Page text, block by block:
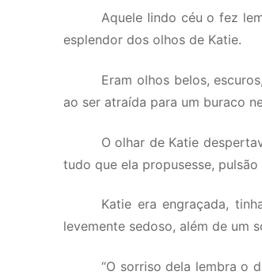
Aquele lindo céu o fez
esplendor dos olhos de Katie.
Eram olhos belos,
ao ser atraída para um buraco
O olhar de Katie
tudo que ela propusesse,
Katie era engraçada,
levemente sedoso, além de um
“O sorriso dela lembra o